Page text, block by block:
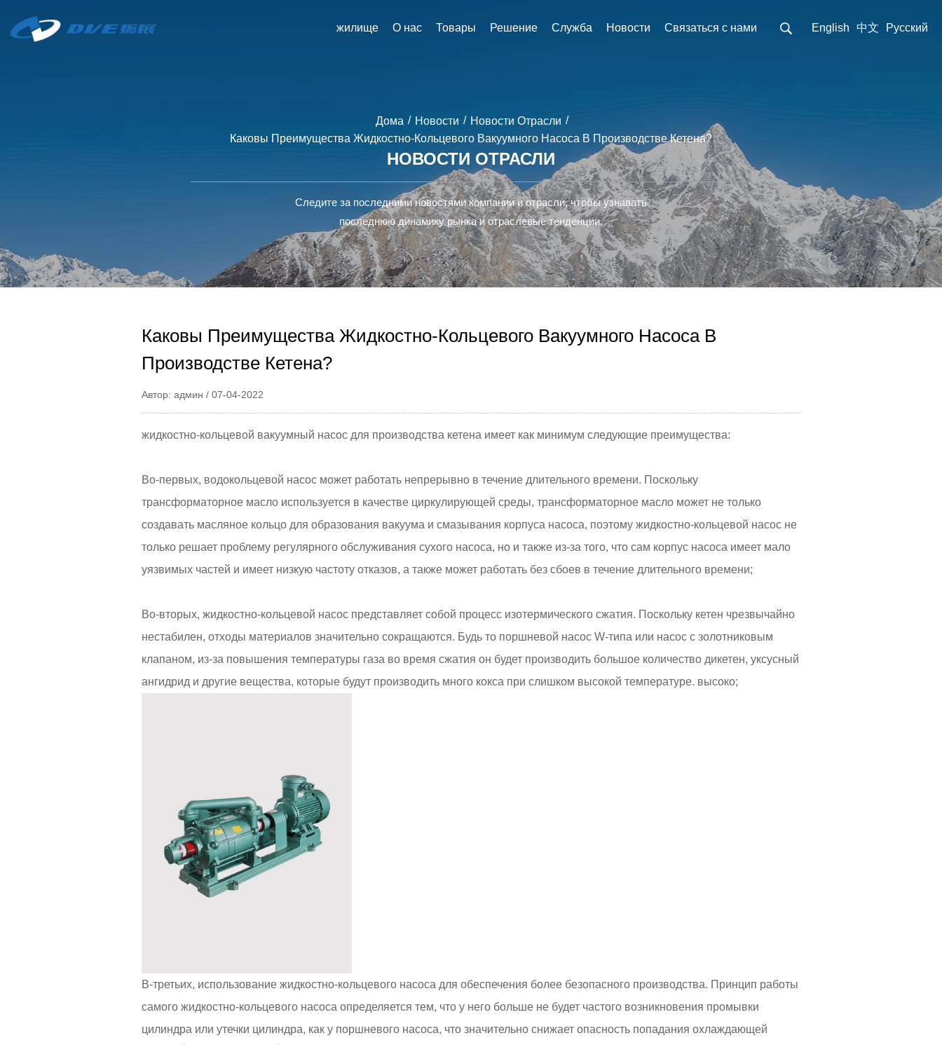
жилище О нас Товары Решение Служба Новости Связаться с нами English 中文 Pусский
Дома / Новости / Новости Отрасли /
Каковы Преимущества Жидкостно-Кольцевого Вакуумного Насоса В Производстве Кетена?
НОВОСТИ ОТРАСЛИ
Следите за последними новостями компании и отрасли, чтобы узнавать
последнюю динамику рынка и отраслевые тенденции.
Каковы Преимущества Жидкостно-Кольцевого Вакуумного Насоса В
Производстве Кетена?
Автор: админ / 07-04-2022
жидкостно-кольцевой вакуумный насос для производства кетена имеет как минимум следующие преимущества:
Во-первых, водокольцевой насос может работать непрерывно в течение длительного времени. Поскольку
трансформаторное масло используется в качестве циркулирующей среды, трансформаторное масло может не только
создавать масляное кольцо для образования вакуума и смазывания корпуса насоса, поэтому жидкостно-кольцевой насос не
только решает проблему регулярного обслуживания сухого насоса, но и также из-за того, что сам корпус насоса имеет мало
уязвимых частей и имеет низкую частоту отказов, а также может работать без сбоев в течение длительного времени;
Во-вторых, жидкостно-кольцевой насос представляет собой процесс изотермического сжатия. Поскольку кетен чрезвычайно
нестабилен, отходы материалов значительно сокращаются. Будь то поршневой насос W-типа или насос с золотниковым
клапаном, из-за повышения температуры газа во время сжатия он будет производить большое количество дикетен, уксусный
ангидрид и другие вещества, которые будут производить много кокса при слишком высокой температуре. высоко;
В-третьих, использование жидкостно-кольцевого насоса для обеспечения более безопасного производства. Принцип работы
самого жидкостно-кольцевого насоса определяется тем, что у него больше не будет частого возникновения промывки
цилиндра или утечки цилиндра, как у поршневого насоса, что значительно снижает опасность попадания охлаждающей